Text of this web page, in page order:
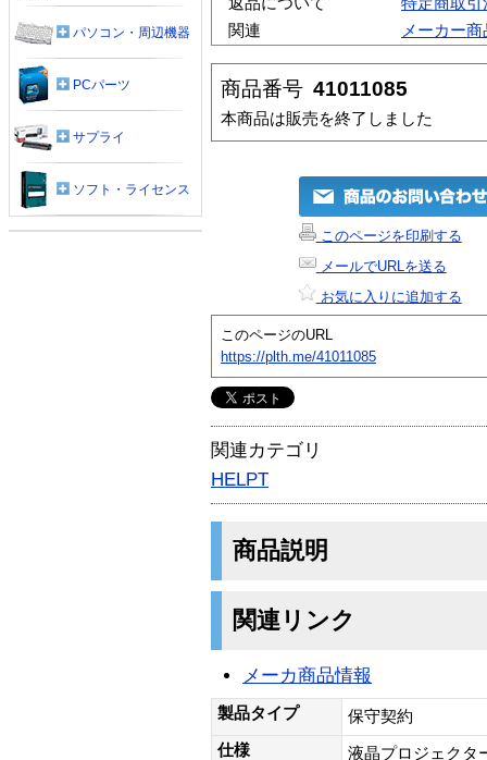
関連
メーカー
商品番号 41011085
本商品は販売を終了しました
このページを印刷する
メールでURLを送る
お気に入りに追加する
このページのURL
https://plth.me/41011085
関連カテゴリ
HELPT
商品説明
関連リンク
メーカ商品情報
製品タイプ
保守契約
仕様
液晶プロジェクタ
パソコン・周辺機器
PCパーツ
サプライ
ソフト・ライセンス